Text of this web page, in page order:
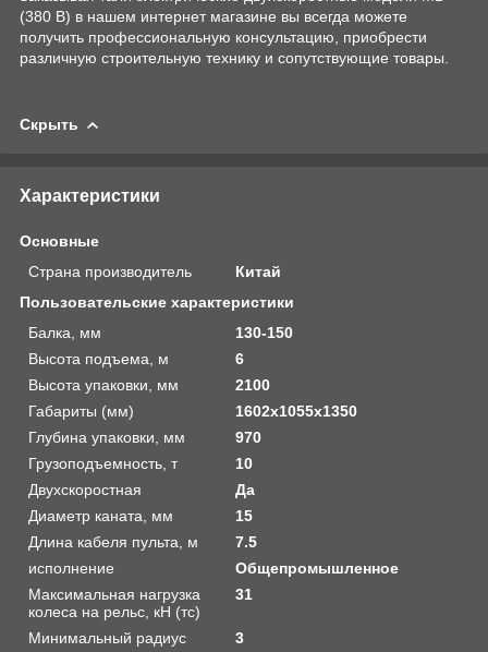
(380 В) в нашем интернет магазине вы всегда можете
получить профессиональную консультацию, приобрести
различную строительную технику и сопутствующие товары.
Скрыть
Характеристики
Основные
Страна производитель
Китай
Пользовательские характеристики
Балка, мм
130-150
Высота подъема, м
6
Высота упаковки, мм
2100
Габариты (мм)
1602х1055х1350
Глубина упаковки, мм
970
Грузоподъемность, т
10
Двухскоростная
Да
Диаметр каната, мм
15
Длина кабеля пульта, м
7.5
исполнение
Общепромышленное
Максимальная нагрузка
колеса на рельс, кН (тс)
31
Минимальный радиус
3